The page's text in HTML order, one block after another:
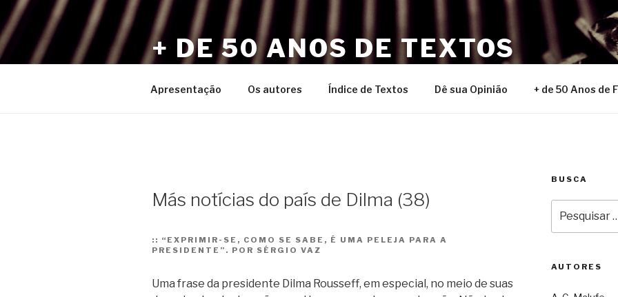
Pular
para
o
conteúdo
+ DE 50 ANOS DE TEXTOS
Apresentação Os autores Índice de Textos Dê sua Opinião + de 50 Anos de
Más notícias do país de Dilma (38)
:: “EXPRIMIR-SE, COMO SE SABE, É UMA PELEJA PARA A
PRESIDENTE”. POR SÉRGIO VAZ
Uma frase da presidente Dilma Rousseff, em especial, no meio de suas
BUSCA
por:
AUTORES